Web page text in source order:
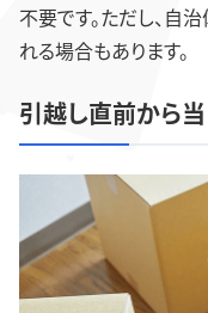
不要です。ただし、自
れる場合もあります。
引越し直前から